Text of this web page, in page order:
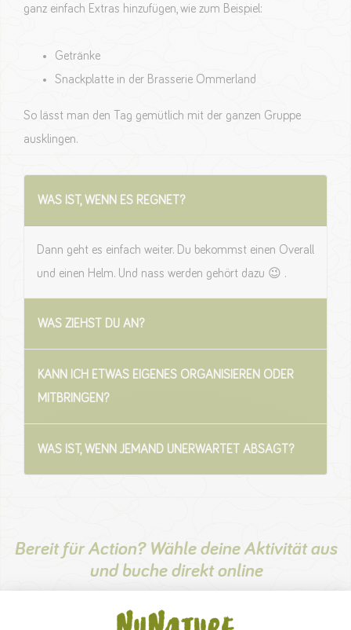
ganz einfach Extras hinzufügen, wie zum Beispiel:
Getränke
Snackplatte in der Brasserie Ommerland
So lässt man den Tag gemütlich mit der ganzen Gruppe
ausklingen.
WAS IST, WENN ES REGNET?
Dann geht es einfach weiter. Du bekommst einen Overall
und einen Helm. Und nass werden gehört dazu 😉 .
WAS ZIEHST DU AN?
KANN ICH ETWAS EIGENES ORGANISIEREN ODER
MITBRINGEN?
WAS IST, WENN JEMAND UNERWARTET ABSAGT?
Bereit für Action? Wähle deine Aktivität aus
und buche direkt online